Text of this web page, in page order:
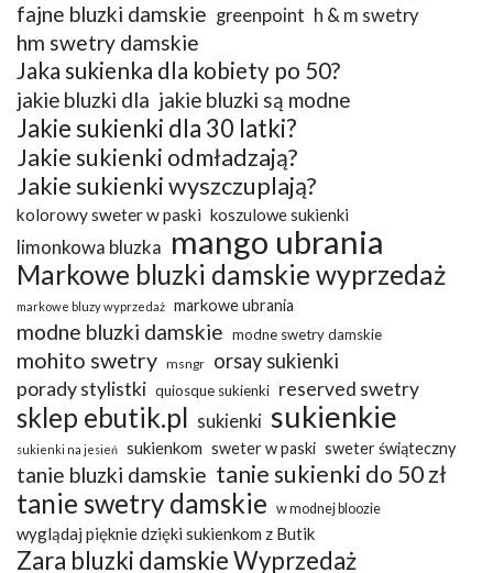
fajne bluzki damskie greenpoint h & m swetry
hm swetry damskie
Jaka sukienka dla kobiety po 50?
jakie bluzki dla jakie bluzki są modne
Jakie sukienki dla 30 latki?
Jakie sukienki odmładzają?
Jakie sukienki wyszczuplają?
kolorowy sweter w paski koszulowe sukienki
limonkowa bluzka mango ubrania
Markowe bluzki damskie wyprzedaż
markowe bluzy wyprzedaż markowe ubrania
modne bluzki damskie modne swetry damskie
mohito swetry msngr orsay sukienki
porady stylistki quiosque sukienki reserved swetry
sklep ebutik.pl sukienki sukienkie
sukienki na jesień sukienkom sweter w paski sweter świąteczny
tanie bluzki damskie tanie sukienki do 50 zł
tanie swetry damskie w modnej bloozie
wyglądaj pięknie dzięki sukienkom z Butik
Zara bluzki damskie Wyprzedaż